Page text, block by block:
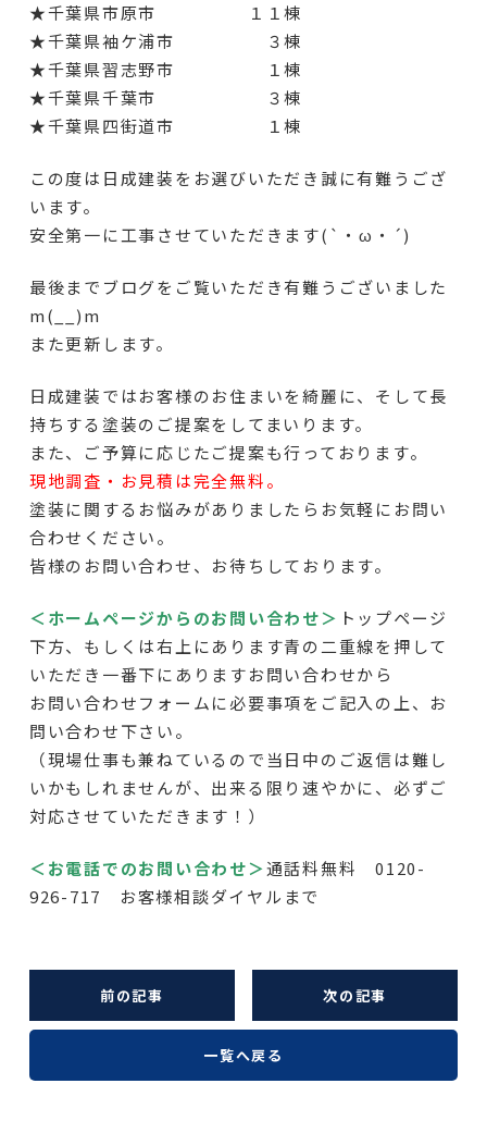
★千葉県市原市 １１棟
★千葉県袖ケ浦市 ３棟
★千葉県習志野市 １棟
★千葉県千葉市 ３棟
★千葉県四街道市 １棟
この度は日成建装をお選びいただき誠に有難うござ
います。
安全第一に工事させていただきます(`・ω・´)
最後までブログをご覧いただき有難うございました
m(__)m
また更新します。
日成建装ではお客様のお住まいを綺麗に、そして長
持ちする塗装のご提案をしてまいります。
また、ご予算に応じたご提案も行っております。
現地調査・お見積は完全無料。
塗装に関するお悩みがありましたらお気軽にお問い
合わせください。
皆様のお問い合わせ、お待ちしております。
＜ホームページからのお問い合わせ＞ トップページ
下方、もしくは右上にあります青の二重線を押して
いただき一番下にありますお問い合わせから
お問い合わせフォームに必要事項をご記入の上、お
問い合わせ下さい。
（現場仕事も兼ねているので当日中のご返信は難し
いかもしれませんが、出来る限り速やかに、必ずご
対応させていただきます！）
＜お電話でのお問い合わせ＞通話料無料 0120-
926-717 お客様相談ダイヤルまで
前の記事 次の記事
一覧へ戻る